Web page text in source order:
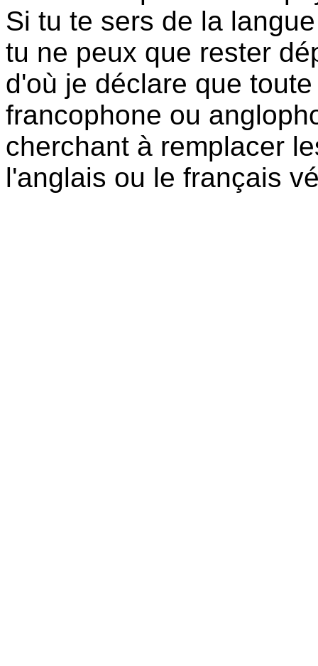
Si tu te sers de la
tu ne peux que rester
d'où je déclare que
francophone ou
cherchant à remplacer
l'anglais ou le français